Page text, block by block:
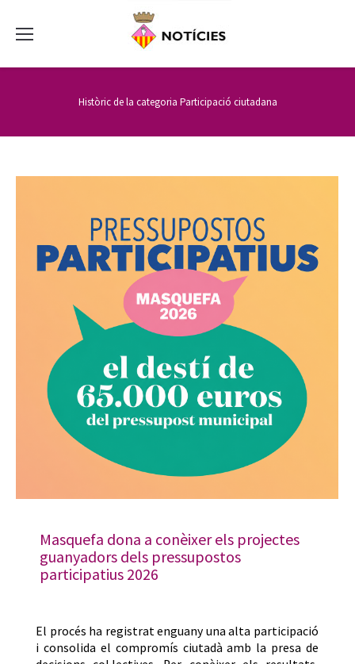
Històric de la categoria Participació ciutadana
Masquefa dona a conèixer els projectes
guanyadors dels pressupostos
participatius 2026
El procés ha registrat enguany una alta participació
i consolida el compromís ciutadà amb la presa de